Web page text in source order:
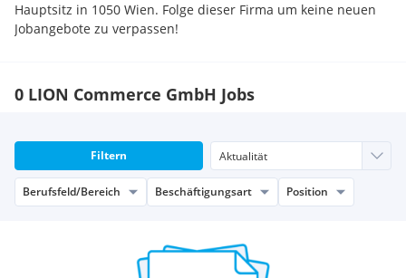
Hauptsitz in 1050 Wien. Folge dieser Firma um keine neuen
Jobangebote zu verpassen!
0 LION Commerce GmbH Jobs
Filtern
Berufsfeld/Bereich Beschäftigungsart Position